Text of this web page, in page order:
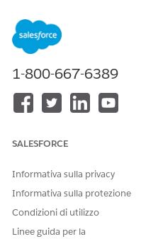
Disponibile nelle versioni:
Disponibile in:
UnlimitedEdition con
abilitati CMDB e Service
È possibile visualizzare il
metriche per analizzare i
configurazione in
componenti e
CMDB.
1-800-667-6389
SALESFORCE
Informativa sulla privacy
Informativa sulla protezione
Condizioni di utilizzo
Linee guida per la